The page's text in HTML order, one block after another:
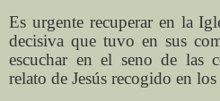
Es urgente recuperar en la
decisiva que tuvo en sus
escuchar en el seno de las
relato de Jesús recogido en